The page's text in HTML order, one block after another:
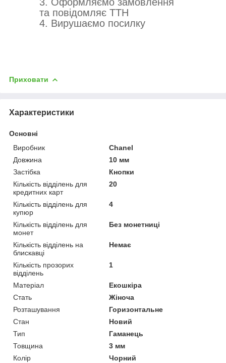
та повідомляє ТТН
4. Вирушаємо посилку
Приховати
Характеристики
Основні
Виробник
Chanel
Довжина
10 мм
Застібка
Кнопки
Кількість відділень для
кредитних карт
20
Кількість відділень для
купюр
4
Кількість відділень для
монет
Без монетниці
Кількість відділень на
блискавці
Немає
Кількість прозорих
відділень
1
Матеріал
Екошкіра
Стать
Жіноча
Розташування
Горизонтальне
Стан
Новий
Тип
Гаманець
Товщина
3 мм
Колір
Чорний